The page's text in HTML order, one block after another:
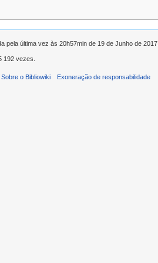
pela última vez às 20h57min de 19 de Junho de 2017.
192 vezes.
Sobre o Bibliowiki Exoneração de responsabilidade